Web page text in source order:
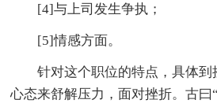
[4]与上司发生争执；
[5]情感方面。
针对这个职位的特点，具体
心态来舒解压力，面对挫折。古曰